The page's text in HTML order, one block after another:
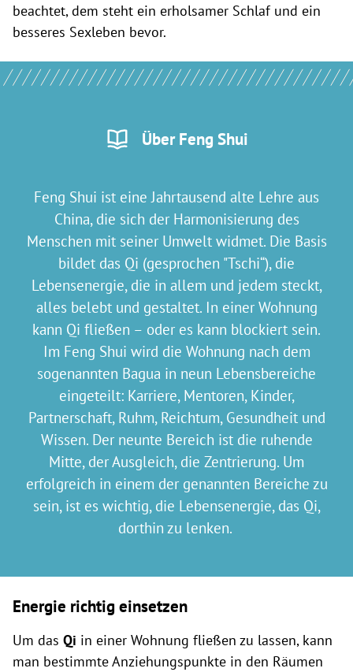
beachtet, dem steht ein erholsamer Schlaf und ein
besseres Sexleben bevor.
Über Feng Shui
Feng Shui ist eine Jahrtausend alte Lehre aus
China, die sich der Harmonisierung des
Menschen mit seiner Umwelt widmet. Die Basis
bildet das Qi (gesprochen "Tschi“), die
Lebensenergie, die in allem und jedem steckt,
alles belebt und gestaltet. In einer Wohnung
kann Qi fließen – oder es kann blockiert sein.
Im Feng Shui wird die Wohnung nach dem
sogenannten Bagua in neun Lebensbereiche
eingeteilt: Karriere, Mentoren, Kinder,
Partnerschaft, Ruhm, Reichtum, Gesundheit und
Wissen. Der neunte Bereich ist die ruhende
Mitte, der Ausgleich, die Zentrierung. Um
erfolgreich in einem der genannten Bereiche zu
sein, ist es wichtig, die Lebensenergie, das Qi,
dorthin zu lenken.
Energie richtig einsetzen
Um das Qi in einer Wohnung fließen zu lassen, kann
man bestimmte Anziehungspunkte in den Räumen